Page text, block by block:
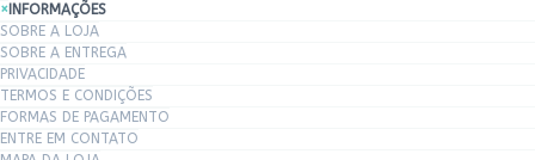
× INFORMAÇÕES
SOBRE A LOJA
SOBRE A ENTREGA
PRIVACIDADE
TERMOS E CONDIÇÕES
FORMAS DE PAGAMENTO
ENTRE EM CONTATO